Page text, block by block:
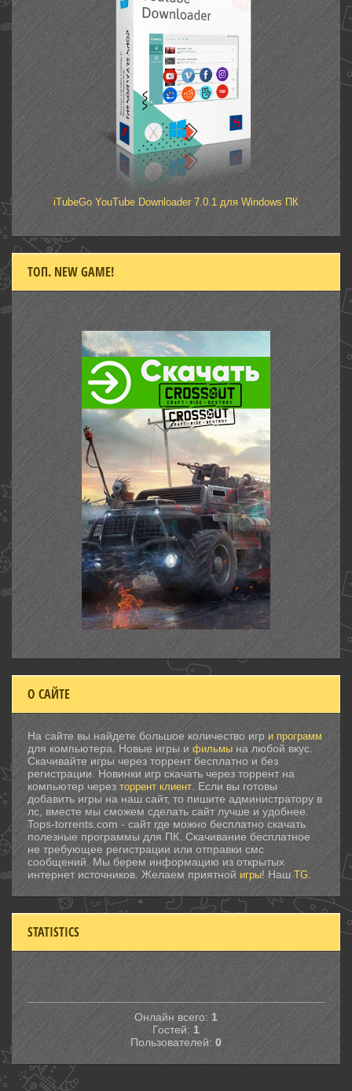
iTubeGo YouTube Downloader 7.0.1 для Windows ПК
ТОП. NEW GAME!
О САЙТЕ
На сайте вы найдете большое количество игр и программ
для компьютера. Новые игры и фильмы на любой вкус.
Скачивайте игры через торрент бесплатно и без
регистрации. Новинки игр скачать через торрент на
компьютер через торрент клиент . Если вы готовы
добавить игры на наш сайт, то пишите администратору в
лс, вместе мы сможем сделать сайт лучше и удобнее.
Tops-torrents.com - сайт где можно бесплатно скачать
полезные программы для ПК. Скачивание бесплатное
не требующее регистрации или отправки смс
сообщений. Мы берем информацию из открытых
интернет источников. Желаем приятной игры! НашTG
STATISTICS
Онлайн всего: 1
Гостей: 1
Пользователей: 0